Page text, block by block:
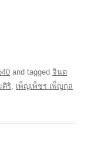
and tagged จินต
ศิริ, เพ็ญเพ็ชร เพ็ญกุล